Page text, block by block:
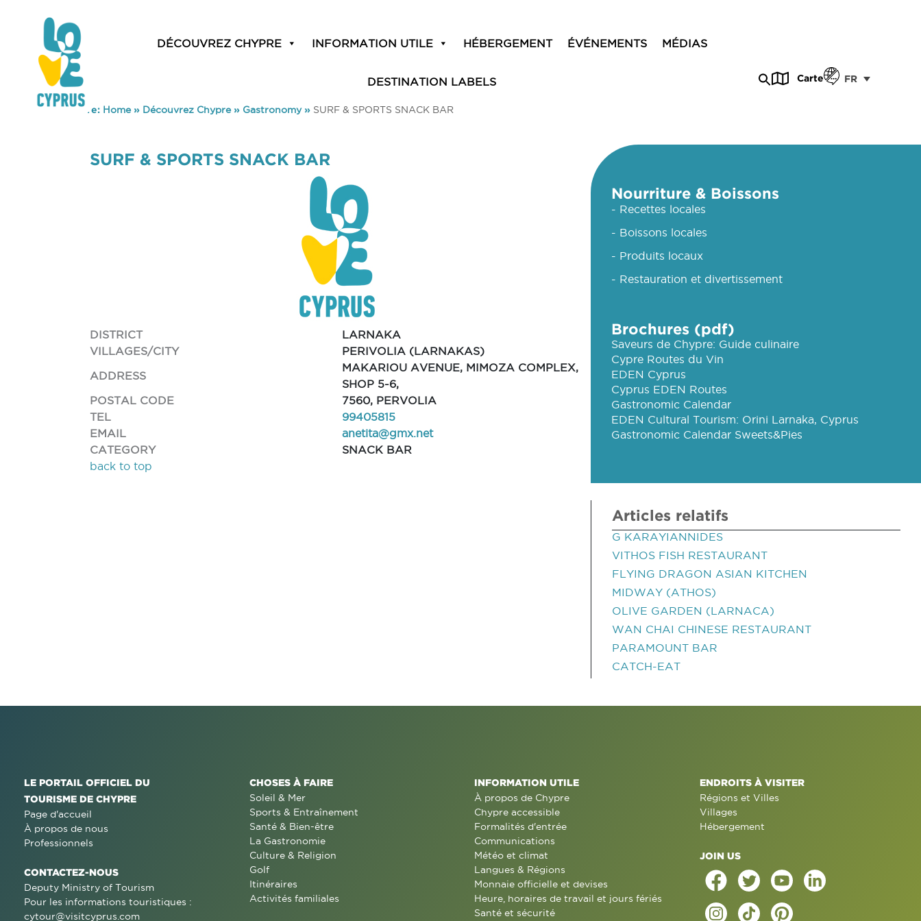
DÉCOUVREZ CHYPRE INFORMATION UTILE HÉBERGEMENT ÉVÉNEMENTS MÉDIAS
DESTINATION LABELS Carte FR
You are here: Home» Découvrez Chypre» Gastronomy» SURF & SPORTS SNACK BAR
SURF & SPORTS SNACK BAR
DISTRICT
LARNAKA
VILLAGES/CITY
PERIVOLIA (LARNAKAS)
ADDRESS
MAKARIOU AVENUE, MIMOZA COMPLEX,
SHOP 5-6,
POSTAL CODE
7560, PERVOLIA
TEL
99405815
EMAIL
anetita@gmx.net
CATEGORY
SNACK BAR
back to top
Nourriture & Boissons
- Recettes locales
- Boissons locales
- Produits locaux
- Restauration et divertissement
Brochures (pdf)
Saveurs de Chypre: Guide culinaire
Cypre Routes du Vin
EDEN Cyprus
Cyprus EDEN Routes
Gastronomic Calendar
EDEN Cultural Tourism: Orini Larnaka, Cyprus
Gastronomic Calendar Sweets&Pies
Articles relatifs
G KARAYIANNIDES
VITHOS FISH RESTAURANT
FLYING DRAGON ASIAN KITCHEN
MIDWAY (ATHOS)
OLIVE GARDEN (LARNACA)
WAN CHAI CHINESE RESTAURANT
PARAMOUNT BAR
CATCH-EAT
LE PORTAIL OFFICIEL DU
TOURISME DE CHYPRE
Page d'accueil
À propos de nous
Professionnels
CONTACTEZ-NOUS
Deputy Ministry of Tourism
Pour les informations touristiques :
cytour@visitcyprus.com
CHOSES À FAIRE
Soleil & Mer
Sports & Entraînement
Santé & Bien-être
La Gastronomie
Culture & Religion
Golf
Itinéraires
Activités familiales
INFORMATION UTILE
À propos de Chypre
Chypre accessible
Formalités d'entrée
Communications
Météo et climat
Langues & Régions
Monnaie officielle et devises
Heure, horaires de travail et jours fériés
Santé et sécurité
ENDROITS À VISITER
Régions et Villes
Villages
Hébergement
JOIN US